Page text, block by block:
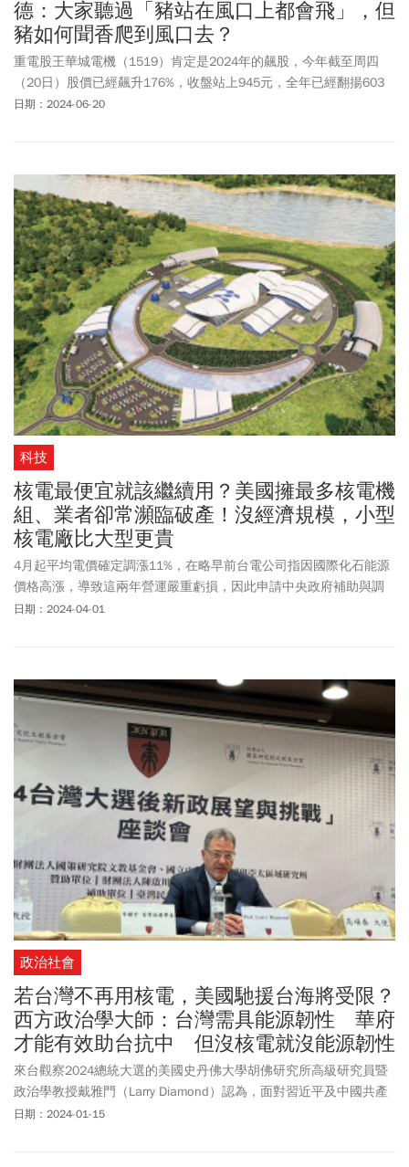
德：大家聽過「豬站在風口上都會飛」，但
豬如何聞香爬到風口去？
重電股王華城電機（1519）肯定是2024年的飆股，今年截至周四
（20日）股價已經飆升176%，收盤站上945元，全年已經翻揚603
元，最高曾衝到988元，極有可能成為下一檔千金股！不僅如此，華
總經理許逸德眼中，這個基礎早在55年前祖父許憲樑創業時，就已
經奠下了，而要在外在環境變化中抓到機會，就一定要向國內外的
成功企業學習。
日期：2024-06-20
科技
核電最便宜就該繼續用？美國擁最多核電機
組、業者卻常瀕臨破產！沒經濟規模，小型
核電廠比大型更貴
4月起平均電價確定調漲11%，在略早前台電公司指因國際化石能源
價格高漲，導致這兩年營運嚴重虧損，因此申請中央政府補助與調
漲電價解決困境。擁核人士則認為台電虧損源於蔡政府的廢核政
繼續用。
日期：2024-04-01
政治社會
若台灣不再用核電，美國馳援台海將受限？
西方政治學大師：台灣需具能源韌性 華府
才能有效助台抗中 但沒核電就沒能源韌性
來台觀察2024總統大選的美國史丹佛大學胡佛研究所高級研究員暨
政治學教授戴雅門（Larry Diamond）認為，面對習近平及中國共產
黨想以各種方式逼迫台灣與中國統一的野心，台灣不論在建立內部
日期：2024-01-15